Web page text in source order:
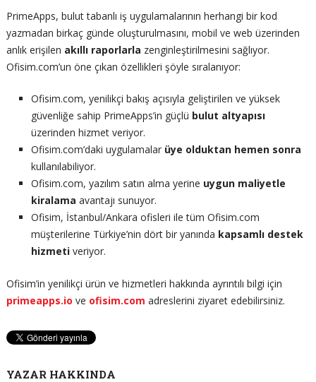
PrimeApps, bulut tabanlı iş uygulamalarının herhangi bir kod
yazmadan birkaç günde oluşturulmasını, mobil ve web üzerinden
anlık erişilen akıllı raporlarla zenginleştirilmesini sağlıyor.
Ofisim.com’un öne çıkan özellikleri şöyle sıralanıyor:
Ofisim.com, yenilikçi bakış açısıyla geliştirilen ve yüksek
güvenliğe sahip PrimeApps’in güçlü bulut altyapısı
üzerinden hizmet veriyor.
Ofisim.com’daki uygulamalar üye olduktan hemen sonra
kullanılabiliyor.
Ofisim.com, yazılım satın alma yerine uygun maliyetle
kiralama avantajı sunuyor.
Ofisim, İstanbul/Ankara ofisleri ile tüm Ofisim.com
müşterilerine Türkiye’nin dört bir yanında kapsamlı destek
hizmetiveriyor.
Ofisim’in yenilikçi ürün ve hizmetleri hakkında ayrıntılı bilgi için
primeapps.io ve ofisim.com adreslerini ziyaret edebilirsiniz.
YAZAR HAKKINDA